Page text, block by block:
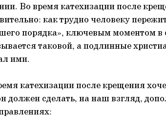
Во время катехизации после
как трудно человеку
порядка», ключевым моментом в
таковой, а подлинные
ими.
катехизации после крещения
должен сделать, на наш взгляд,